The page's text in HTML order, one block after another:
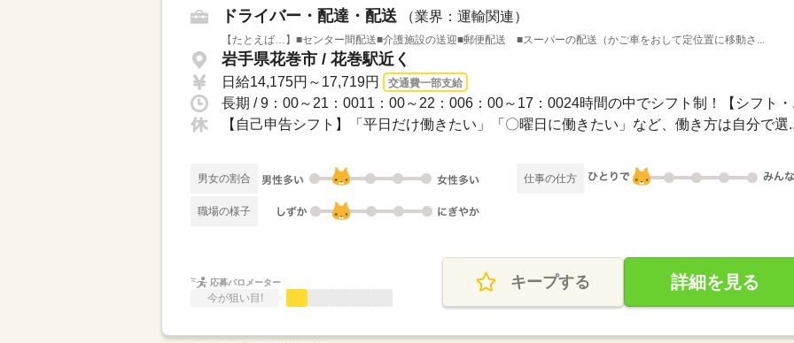
ドライバー・配達・配送 （業界：運輸関連）
【たとえば…】■センター間配送■介護施設の送迎■郵便配送 ■スーパーの配送（かご車をおして定位置に移動さ...
岩手県花巻市 / 花巻駅近く
日給14,175円～17,719円 交通費一部支給
長期 / 9：00～21：0011：00～22：006：00～17：0024時間の中でシフト制！【シフト・
【自己申告シフト】「平日だけ働きたい」「〇曜日に働きたい」など、働き方は自分で選
男女の割合 仕事の仕方
職場の様子
応募バロメーター
今が狙い目!
キープする 詳細を見る